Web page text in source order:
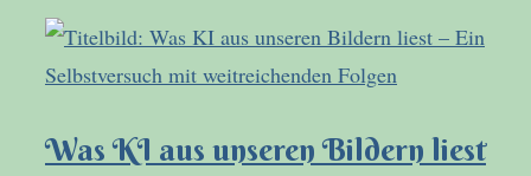
Was KI aus unseren Bildern liest